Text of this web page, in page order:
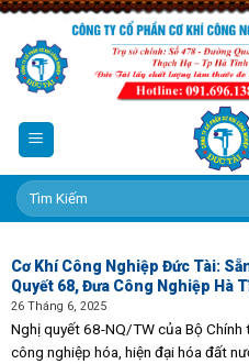
Skip
content
Tìm
kiếm:
Cơ Khí Công Nghiệp Đức Tài:
Quyết 68, Đưa Công Nghiệp Hà
26 Tháng 6, 2025
Nghị quyết 68-NQ/TW của Bộ
công nghiệp hóa, hiện đại hóa đất